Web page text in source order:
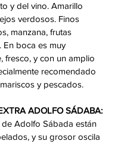
y del vino. Amarillo
verdosos. Finos
manzana, frutas
En boca es muy
fresco, y con un amplio
recomendado
y pescados.
ADOLFO SÁDABA:
Adolfo Sábada están
y su grosor oscila